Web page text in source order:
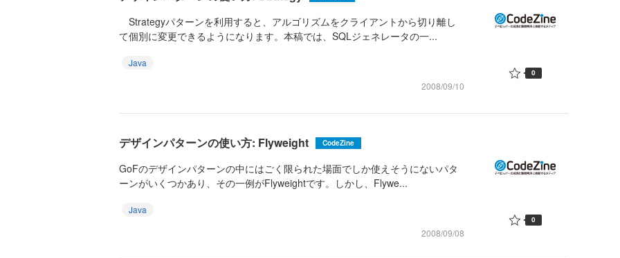
Strategyパターンを利用すると、アルゴリズムをクライアントから切り離し
て個別に変更できるようになります。本稿では、SQLジェネレータの一...
Java
2008/09/10
0
デザインパターンの使い方: Flyweight CodeZine
GoFのデザインパターンの中にはごく限られた場面でしか使えそうにないパタ
ーンがいくつかあり、その一例がFlyweightです。しかし、Flywe...
Java
2008/09/08
0